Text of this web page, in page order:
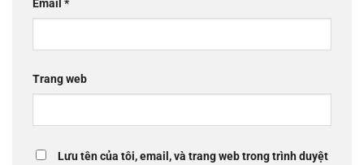
Email *
Trang web
Lưu tên của tôi, email, và trang web trong trình duyệt